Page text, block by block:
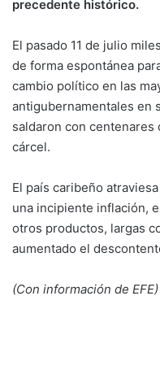
precedente histórico.
El pasado 11 de julio
de forma espontánea
cambio político en las
antigubernamentales en
saldaron con
cárcel.
El país caribeño
una incipiente inflación,
otros productos, largas
aumentado el
(Con información de EFE)